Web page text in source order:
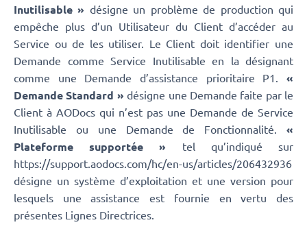
Inutilisable » désigne un problème de production qui
empêche plus d’un Utilisateur du Client d’accéder au
Service ou de les utiliser. Le Client doit identifier une
Demande comme Service Inutilisable en la désignant
comme une Demande d’assistance prioritaire P1. «
Demande Standard » désigne une Demande faite par le
Client à AODocs qui n’est pas une Demande de Service
Inutilisable ou une Demande de Fonctionnalité. «
Plateforme supportée » tel qu’indiqué sur
https://support.aodocs.com/hc/en-us/articles/206432936
désigne un système d’exploitation et une version pour
lesquels une assistance est fournie en vertu des
présentes Lignes Directrices.